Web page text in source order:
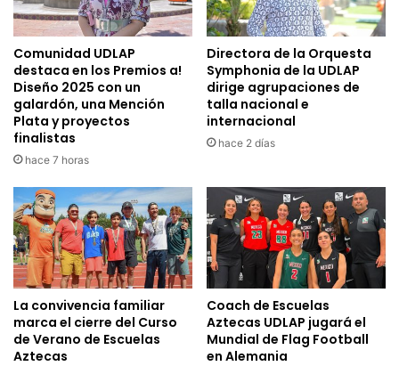
Comunidad UDLAP
destaca en los Premios a!
Diseño 2025 con un
galardón, una Mención
Plata y proyectos
finalistas
hace 7 horas
Directora de la Orquesta
Symphonia de la UDLAP
dirige agrupaciones de
talla nacional e
internacional
hace 2 días
La convivencia familiar
marca el cierre del Curso
de Verano de Escuelas
Aztecas
Coach de Escuelas
Aztecas UDLAP jugará el
Mundial de Flag Football
en Alemania